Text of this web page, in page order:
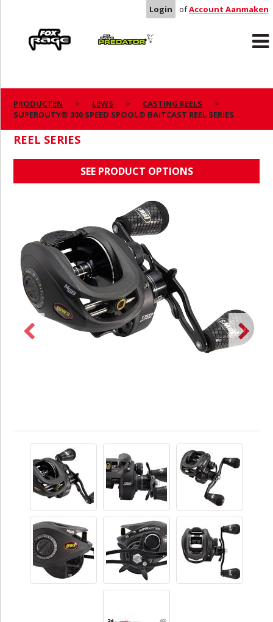
Login ofAccount Aanmaken
Predator
PRODUCTEN LEWS
CASTING REELS
SUPERDUTY® 300 SPEED SPOOL® BAITCAST REEL SERIES
REEL SERIES
SEE PRODUCT OPTIONS